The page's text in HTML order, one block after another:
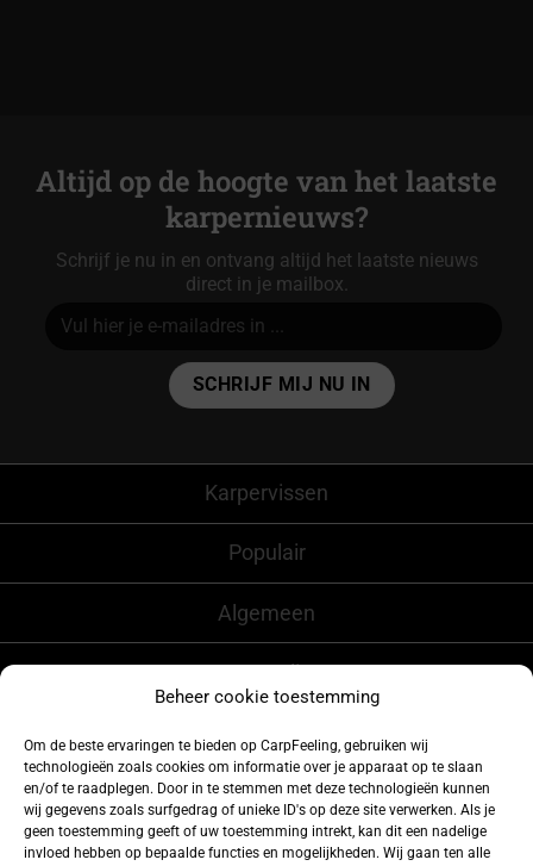
Beheer cookie toestemming
Om de beste ervaringen te bieden op CarpFeeling, gebruiken wij
technologieën zoals cookies om informatie over je apparaat op te slaan
en/of te raadplegen. Door in te stemmen met deze technologieën kunnen
wij gegevens zoals surfgedrag of unieke ID's op deze site verwerken. Als je
geen toestemming geeft of uw toestemming intrekt, kan dit een nadelige
invloed hebben op bepaalde functies en mogelijkheden. Wij gaan ten alle
Altijd op de hoogte van het laatste
karpernieuws?
Schrijf je nu in en ontvang altijd het laatste nieuws
direct in je mailbox.
Karpervissen
Populair
Algemeen
CarpFeeling
Volg ons ook op